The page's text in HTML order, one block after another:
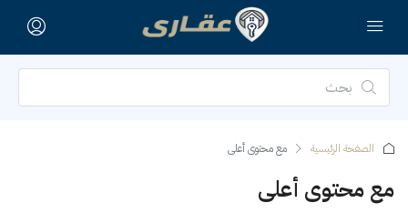
الصفحة الرئيسية مع محتوى أعلى
مع محتوى أعلى